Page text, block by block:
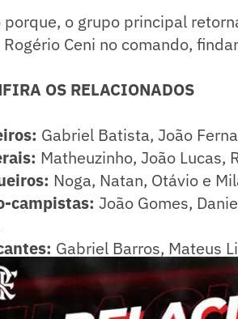
porque, o grupo principal
Rogério Ceni no comando,
OS RELACIONADOS
Gabriel Batista, João
Matheuzinho, João Lucas,
Noga, Natan, Otávio e
campistas: João Gomes,
Gabriel Barros, Mateus